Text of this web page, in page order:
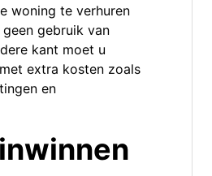
woning te verhuren
gebruik van
kant moet u
extra kosten zoals
en